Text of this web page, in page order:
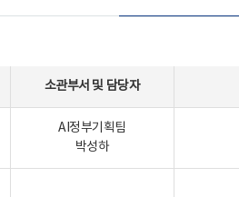
소관부서 및 담당자
AI정부기획팀
박성하